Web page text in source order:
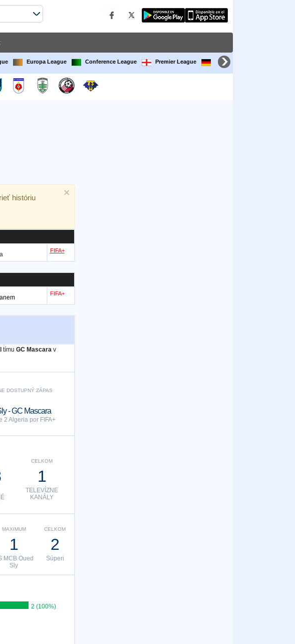
Europa League Conference League Premier League Bundesliga
×
históriu
FIFA+
FIFA+
tímu GC Mascarav
DOSTUPNÝ ZÁPAS
- GC Mascara
2 Algeria por FIFA+
CELKOM
1
TELEVÍZNE
KANÁLY
CELKOM
2
Súperi
MAXIMUM
1
MCB Oued
Sly
2 (100%)